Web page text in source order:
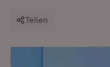
Teilen